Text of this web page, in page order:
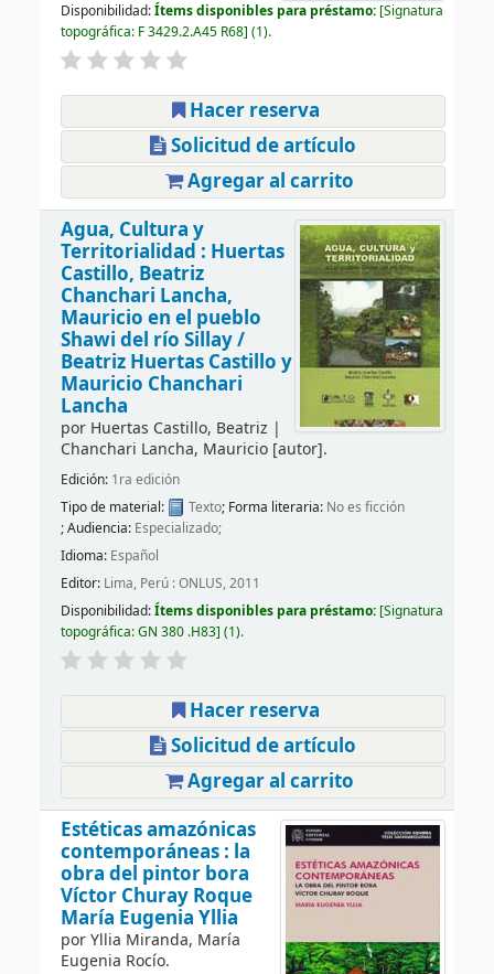
Disponibilidad:Ítems disponibles para préstamo: Signatura
topográfica: F 3429.2.A45 R68 (1).
Hacer reserva
Solicitud de artículo
Agregar al carrito
Agua, Cultura y
Territorialidad : Huertas
Castillo, Beatriz
Chanchari Lancha,
Mauricio en el pueblo
Shawi del río Sillay /
Beatriz Huertas Castillo y
Mauricio Chanchari
Lancha
por Huertas Castillo, Beatriz |
Chanchari Lancha, Mauricio[autor].
Edición: 1ra edición
Tipo de material:
Texto; Forma literaria: No es ficción
; Audiencia: Especializado;
Idioma: Español
Editor: Lima, Perú : ONLUS, 2011
Disponibilidad:Ítems disponibles para préstamo: Signatura
topográfica:GN 380 .H83 (1).
Hacer reserva
Solicitud de artículo
Agregar al carrito
Estéticas amazónicas
contemporáneas : la
obra del pintor bora
Víctor Churay Roque
María Eugenia Yllia
porYllia Miranda, María
Eugenia Rocío.